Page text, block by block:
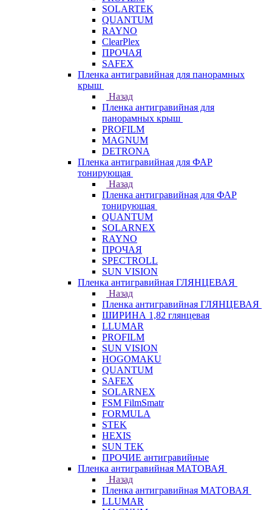
SOLARTEK
QUANTUM
RAYNO
ClearPlex
ПРОЧАЯ
SAFEX
Пленка антигравийная для панорамных
крыш
Назад
Пленка антигравийная для
панорамных крыш
PROFILM
MAGNUM
DETRONA
Пленка антигравийная для ФАР
тонирующая
Назад
Пленка антигравийная для ФАР
тонирующая
QUANTUM
SOLARNEX
RAYNO
ПРОЧАЯ
SPECTROLL
SUN VISION
Пленка антигравийная ГЛЯНЦЕВАЯ
Назад
Пленка антигравийная ГЛЯНЦЕВАЯ
ШИРИНА 1,82 глянцевая
LLUMAR
PROFILM
SUN VISION
HOGOMAKU
QUANTUM
SAFEX
SOLARNEX
FSM FilmSmatr
FORMULA
STEK
HEXIS
SUN TEK
ПРОЧИЕ антигравийные
Пленка антигравийная МАТОВАЯ
Назад
Пленка антигравийная МАТОВАЯ
LLUMAR